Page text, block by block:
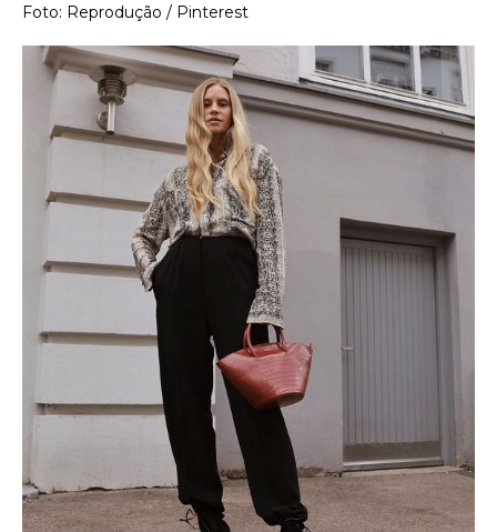
Foto: Reprodução / Pinterest